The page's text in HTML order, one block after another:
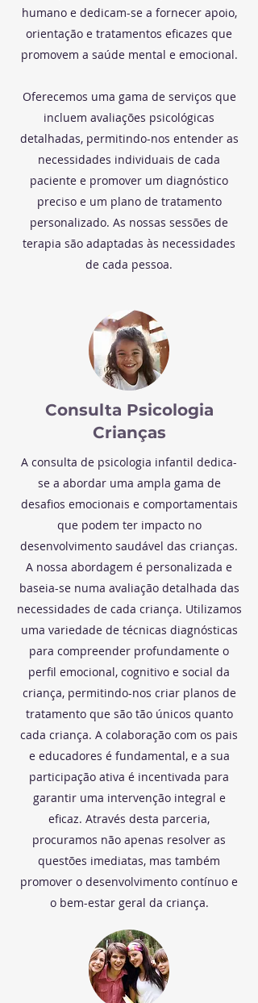
humano e dedicam-se a fornecer apoio,
orientação e tratamentos eficazes que
promovem a saúde mental e emocional.
Oferecemos uma gama de serviços que
incluem avaliações psicológicas
detalhadas, permitindo-nos entender as
necessidades individuais de cada
paciente e promover um diagnóstico
preciso e um plano de tratamento
personalizado. As nossas sessões de
terapia são adaptadas às necessidades
de cada pessoa.
Consulta Psicologia
Crianças
A consulta de psicologia infantil dedica-
se a abordar uma ampla gama de
desafios emocionais e comportamentais
que podem ter impacto no
desenvolvimento saudável das crianças.
A nossa abordagem é personalizada e
baseia-se numa avaliação detalhada das
necessidades de cada criança. Utilizamos
uma variedade de técnicas diagnósticas
para compreender profundamente o
perfil emocional, cognitivo e social da
criança, permitindo-nos criar planos de
tratamento que são tão únicos quanto
cada criança. A colaboração com os pais
e educadores é fundamental, e a sua
participação ativa é incentivada para
garantir uma intervenção integral e
eficaz. Através desta parceria,
procuramos não apenas resolver as
questões imediatas, mas também
promover o desenvolvimento contínuo e
o bem-estar geral da criança.